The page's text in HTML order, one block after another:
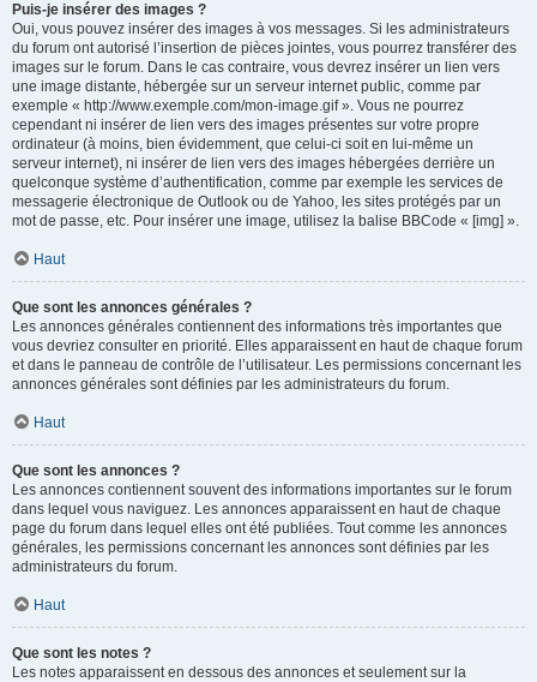
Puis-je insérer des images ?
Oui, vous pouvez insérer des images à vos messages. Si les administrateurs
du forum ont autorisé l’insertion de pièces jointes, vous pourrez transférer des
images sur le forum. Dans le cas contraire, vous devrez insérer un lien vers
une image distante, hébergée sur un serveur internet public, comme par
exemple « http://www.exemple.com/mon-image.gif ». Vous ne pourrez
cependant ni insérer de lien vers des images présentes sur votre propre
ordinateur (à moins, bien évidemment, que celui-ci soit en lui-même un
serveur internet), ni insérer de lien vers des images hébergées derrière un
quelconque système d’authentification, comme par exemple les services de
messagerie électronique de Outlook ou de Yahoo, les sites protégés par un
mot de passe, etc. Pour insérer une image, utilisez la balise BBCode « [img] ».
Haut
Que sont les annonces générales ?
Les annonces générales contiennent des informations très importantes que
vous devriez consulter en priorité. Elles apparaissent en haut de chaque forum
et dans le panneau de contrôle de l’utilisateur. Les permissions concernant les
annonces générales sont définies par les administrateurs du forum.
Haut
Que sont les annonces ?
Les annonces contiennent souvent des informations importantes sur le forum
dans lequel vous naviguez. Les annonces apparaissent en haut de chaque
page du forum dans lequel elles ont été publiées. Tout comme les annonces
générales, les permissions concernant les annonces sont définies par les
administrateurs du forum.
Haut
Que sont les notes ?
Les notes apparaissent en dessous des annonces et seulement sur la